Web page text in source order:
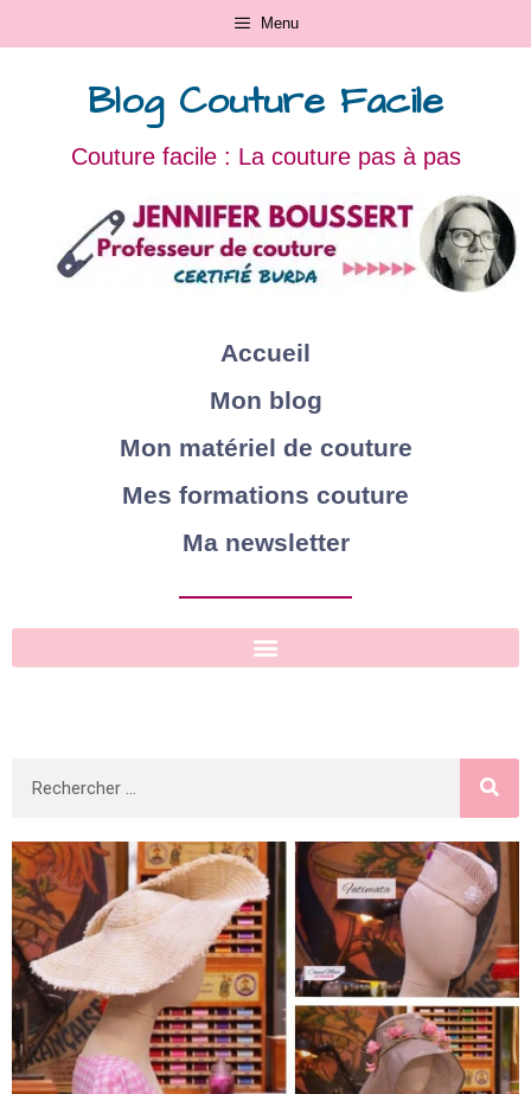
Menu
Blog Couture Facile
Couture facile : La couture pas à pas
Accueil
Mon blog
Mon matériel de couture
Mes formations couture
Ma newsletter